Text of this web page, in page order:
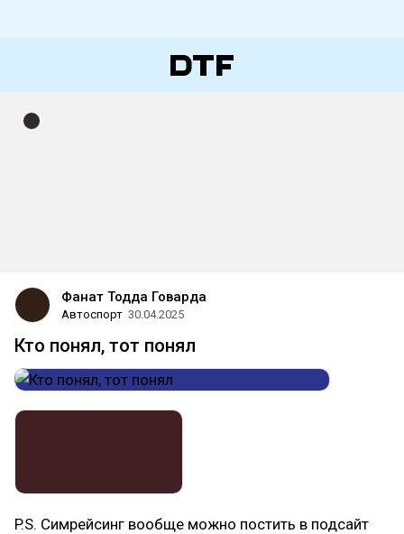
Фанат Тодда Говарда
Автоспорт 30.04.2025
Кто понял, тот понял
P.S. Симрейсинг вообще можно постить в подсайт